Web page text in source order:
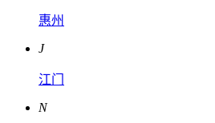
惠州
J
江门
N